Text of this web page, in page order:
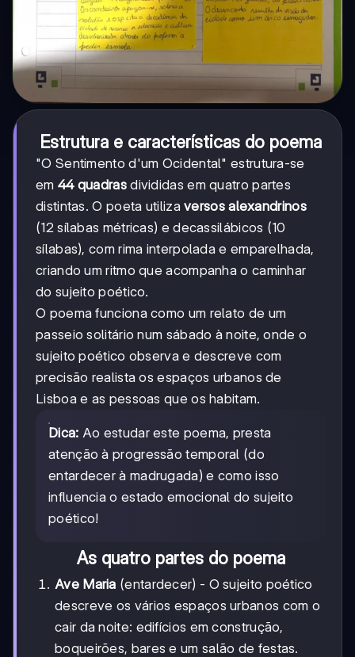
Estrutura e características do poema
"O Sentimento d'um Ocidental" estrutura-se
em 44 quadrasdivididas em quatro partes
distintas. O poeta utilizaversos alexandrinos
(12 sílabas métricas) e decassilábicos (10
sílabas), com rima interpolada e emparelhada,
criando um ritmo que acompanha o caminhar
do sujeito poético.
O poema funciona como um relato de um
passeio solitário num sábado à noite, onde o
sujeito poético observa e descreve com
precisão realista os espaços urbanos de
Lisboa e as pessoas que os habitam.
Dica: Ao estudar este poema, presta
atenção à progressão temporal (do
entardecer à madrugada) e como isso
influencia o estado emocional do sujeito
poético!
As quatro partes do poema
Ave Maria (entardecer) - O sujeito poético
descreve os vários espaços urbanos com o
cair da noite: edifícios em construção,
boqueirões, bares e um salão de festas.